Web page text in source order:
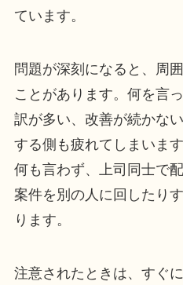
ています。
問題が深刻になると、周
ことがあります。何を言
訳が多い、改善が続かな
する側も疲れてしまいま
何も言わず、上司同士で
案件を別の人に回したり
ります。
注意されたときは、すぐ